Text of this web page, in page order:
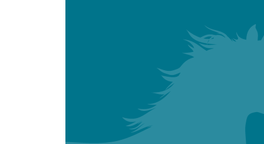
Zum Anfang der Bildergalerie springen